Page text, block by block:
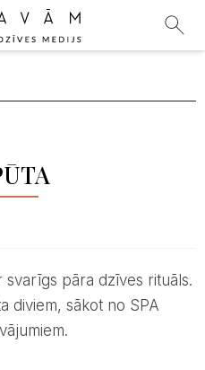
diviem, sākot no SPA